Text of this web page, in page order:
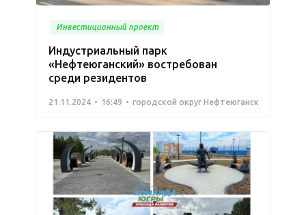
Инвестиционный проект
Индустриальный парк
«Нефтеюганский» востребован
среди резидентов
21.11.2024 16:49 городской округ Нефтеюганск